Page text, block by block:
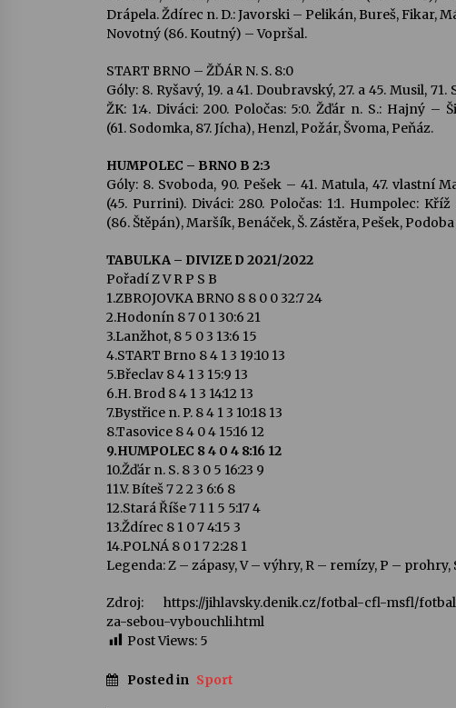
Drápela. Ždírec n. D.: Javorski – Pelikán, Bureš, Fikar,
Novotný (86. Koutný) – Vopršal.
START BRNO – ŽĎÁR N. S. 8:0
Góly: 8. Ryšavý, 19. a 41. Doubravský, 27. a 45. Musil,
ŽK: 1:4. Diváci: 200. Poločas: 5:0. Žďár n. S.: Hajný
(61. Sodomka, 87. Jícha), Henzl, Požár, Švoma, Peňáz.
HUMPOLEC – BRNO B 2:3
Góly: 8. Svoboda, 90. Pešek – 41. Matula, 47. vlastní
(45. Purrini). Diváci: 280. Poločas: 1:1. Humpolec:
(86. Štěpán), Maršík, Benáček, Š. Zástěra, Pešek, Podoba
TABULKA – DIVIZE D 2021/2022
Pořadí Z V R P S B
1.ZBROJOVKA BRNO 8 8 0 0 32:7 24
2.Hodonín 8 7 0 1 30:6 21
3.Lanžhot, 8 5 0 3 13:6 15
4.START Brno 8 4 1 3 19:10 13
5.Břeclav 8 4 1 3 15:9 13
6.H. Brod 8 4 1 3 14:12 13
7.Bystřice n. P. 8 4 1 3 10:18 13
8.Tasovice 8 4 0 4 15:16 12
9.HUMPOLEC 8 4 0 4 8:16 12
10.Žďár n. S. 8 3 0 5 16:23 9
11.V. Bíteš 7 2 2 3 6:6 8
12.Stará Říše 7 1 1 5 5:17 4
13.Ždírec 8 1 0 7 4:15 3
14.POLNÁ 8 0 1 7 2:28 1
Legenda: Z – zápasy, V – výhry, R – remízy, P –
Zdroj: https://jihlavsky.denik.cz/fotbal-cfl-msfl/
za-sebou-vybouchli.html
Post Views: 5
Posted in Sport